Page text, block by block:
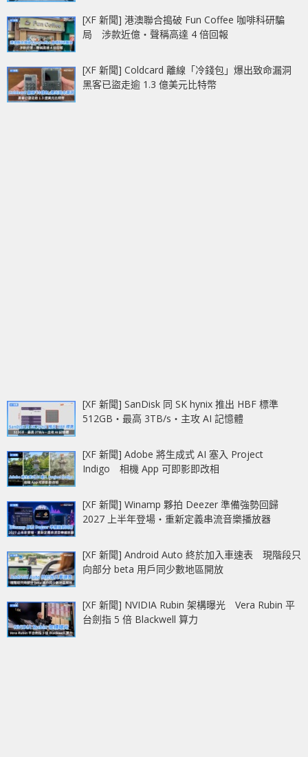
[XF 新聞] 港澳聯合搗破 Fun Coffee 咖啡科研騙
局 涉款近億‧聲稱高達 4 倍回報
[XF 新聞] Coldcard 離線「冷錢包」爆出致命漏洞
黑客已盜走逾 1.3 億美元比特幣
[XF 新聞] SanDisk 同 SK hynix 推出 HBF 標準
512GB‧最高 3TB/s‧主攻 AI 記憶體
[XF 新聞] Adobe 將生成式 AI 塞入 Project
Indigo 相機 App 可即影即改相
[XF 新聞] Winamp 夥拍 Deezer 準備強勢回歸
2027 上半年登場‧重新定義串流音樂播放器
[XF 新聞] Android Auto 終於加入車速表 現階段只
向部分 beta 用戶同少數地區開放
[XF 新聞] NVIDIA Rubin 架構曝光 Vera Rubin 平
台劍指 5 倍 Blackwell 算力